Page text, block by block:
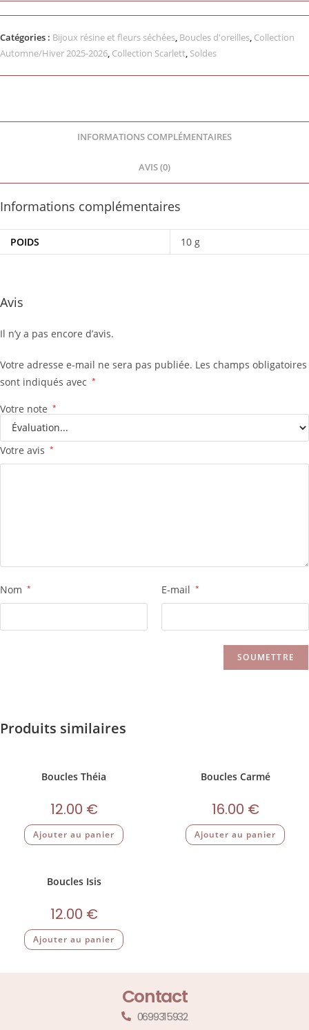
Catégories : Bijoux résine et fleurs séchées, Boucles d'oreilles, Collection
Automne/Hiver 2025-2026, Collection Scarlett, Soldes
INFORMATIONS COMPLÉMENTAIRES
AVIS (0)
Informations complémentaires
POIDS 10 g
Avis
Il n’y a pas encore d’avis.
Votre adresse e-mail ne sera pas publiée. Les champs obligatoires
sont indiqués avec *
Votre note *
Votre avis *
Nom * E-mail *
Produits similaires
Boucles Théia
12.00 €
Ajouter au panier
Boucles Carmé
16.00 €
Ajouter au panier
Boucles Isis
12.00 €
Ajouter au panier
Contact
0699315932